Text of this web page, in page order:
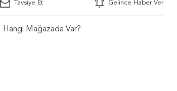
Tavsiye Et Gelince Haber Ver
Hangi Mağazada Var?